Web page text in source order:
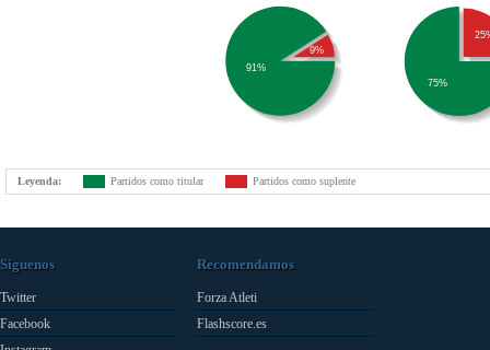
91%
9%
75%
Leyenda: Partidos como titular Partidos como suplente
Síguenos
Twitter
Facebook
Recomendamos
Forza Atleti
Flashscore.es